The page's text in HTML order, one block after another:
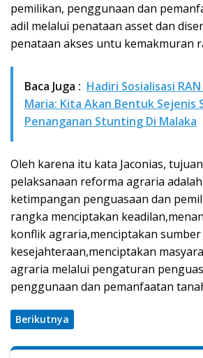
pemilikan, penggunaan dan
adil melalui penataan asset dan
penataan akses untu kemakmuran
Baca Juga : Hadiri Sosialisasi
Maria: Kita Akan Bentuk Sejenis
Penanganan Stunting Di Malaka
Oleh karena itu kata Jaconias,
pelaksanaan reforma agraria
ketimpangan penguasaan dan
rangka menciptakan
konflik agraria,menciptakan
kesejahteraan,menciptakan
agraria melalui pengaturan
penggunaan dan pemanfaatan
Berikutnya